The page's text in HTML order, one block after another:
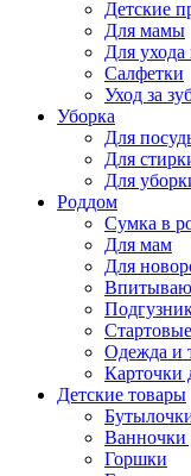
Детские
Для мамы
Для
Салфетки
Уход за
Уборка
Для
Для
Для
Роддом
Сумка в
Для мам
Для
Одежда и
Карточки
Детские товары
Ванночки
Горшки